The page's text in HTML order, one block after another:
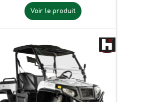
Voir le produit